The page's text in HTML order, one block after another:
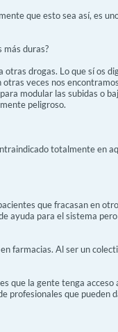
que esto sea así, es
más duras?
drogas. Lo que sí os
veces nos
modular las subidas o
peligroso.
totalmente en
que fracasan en
ayuda para el sistema
farmacias. Al ser un
que la gente tenga acceso
profesionales que pueden